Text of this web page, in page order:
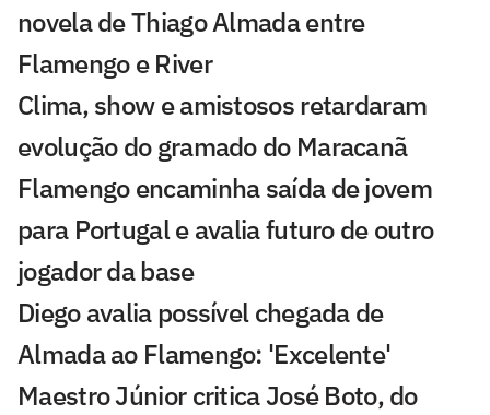
novela de Thiago Almada entre
Flamengo e River
Clima, show e amistosos retardaram
evolução do gramado do Maracanã
Flamengo encaminha saída de jovem
para Portugal e avalia futuro de outro
jogador da base
Diego avalia possível chegada de
Almada ao Flamengo: 'Excelente'
Maestro Júnior critica José Boto, do